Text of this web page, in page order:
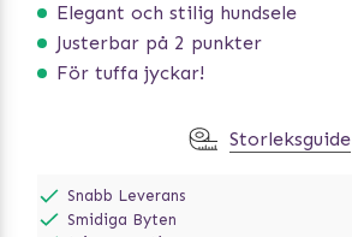
Elegant och stilig hundsele
Justerbar på 2 punkter
För tuffa jyckar!
Storleksguide
Snabb Leverans
Smidiga Byten